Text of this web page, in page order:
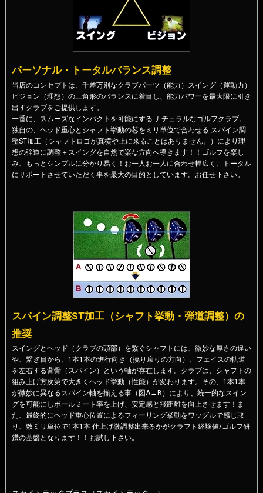
パーソナル・トータルバランス調整
当店のコンセプトは、千差万別なクラブパーツ（能力）スイング（運動力）
ビジョン（理想）の三角形のバランスに着目し、能力パワーを最大限に引き
出すクラブをご提供します。
一番に、スムーズなインパクトを可能にする ナチュラルなゴルフクラブ。
独自の、ヘッド重心とシャフト挙動の芯をミリ単位で合わせる スパイン調
整ST加工（シャフトロゴが真横や上に来ることはありません。）により理
想の弾道に調整＋スイングを自然で楽な方向へ導きます！！ ゴルフを楽し
み、もっとシンプルに分かり易く！お一人お一人に合わせ幅広く、トータル
にサポートさせていただく事を最大の目的としています。お任せ下さい。
スパイン調整ST加工（シャフト挙動・弾道調整）の
推奨
スイングとヘッド（クラブの頭部）を繋ぐシャフトには、微妙な厚さの違い
や、繋ぎ目から、1本1本の進行向き（撓り戻りの方向）、フェイスの軌道
を左右する背骨（スパイン）という軸が存在します。クラブは、シャフトの
組み上げ方次第で大きくヘッド挙動（性能）が変わります。その、1本1本
が微妙に異なるスパイン軸を揃える事（図A→B）により、統一的なスイン
グを可能にしボールミート率を上げ、安定感と飛距離を向上させます！ま
た、最終的にヘッド重心位置によるフィーリング挙動をワッグルで感じ取
り、数ミリ単位で1本1本 仕上げ微調整出来るかがクラフト経験値/ゴルフ研
鑽の基盤となります！！お試し下さい。